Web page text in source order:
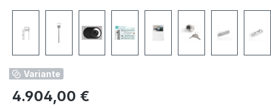
Variante
Regulärer Preis:
4.904,00 €